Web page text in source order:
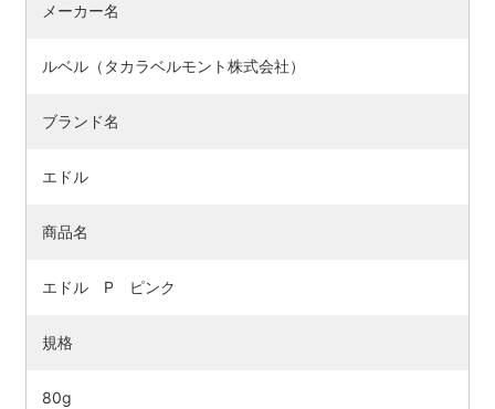
メーカー名
ルベル（タカラベルモント株式会社）
ブランド名
エドル
商品名
エドル P ピンク
規格
80g